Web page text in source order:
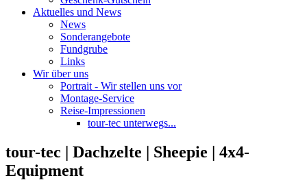
Aktuelles und News
News
Sonderangebote
Fundgrube
Links
Wir über uns
Portrait - Wir stellen uns vor
Montage-Service
Reise-Impressionen
tour-tec unterwegs...
tour-tec | Dachzelte | Sheepie | 4x4-
Equipment